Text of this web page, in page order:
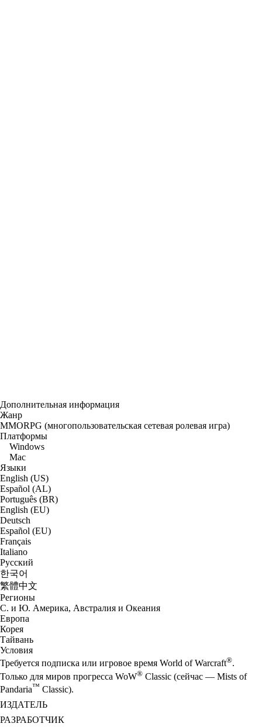
Дополнительная информация
Жанр
MMORPG (многопользовательская сетевая ролевая игра)
Платформы
Windows
Mac
Языки
English (US)
Español (AL)
Português (BR)
English (EU)
Deutsch
Español (EU)
Français
Italiano
Русский
한국어
繁體中文
Регионы
С. и Ю. Америка, Австралия и Океания
Европа
Корея
Тайвань
Условия
Требуется подписка или игровое время World of Warcraft®.
Только для миров прогресса WoW® Classic (сейчас — Mists of
Pandaria™ Classic).
ИЗДАТЕЛЬ
РАЗРАБОТЧИК